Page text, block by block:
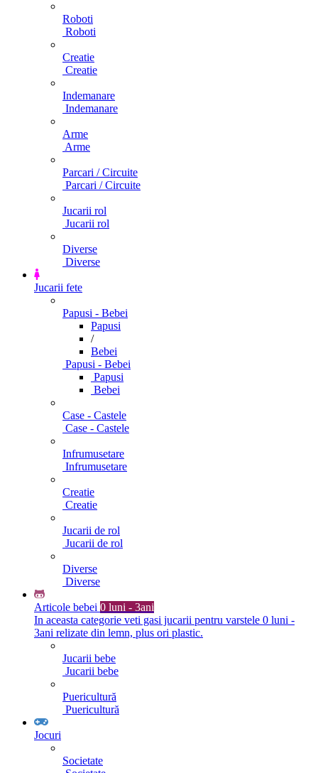
Roboti
Roboti
Creatie
Creatie
Indemanare
Indemanare
Arme
Arme
Parcari / Circuite
Parcari / Circuite
Jucarii rol
Jucarii rol
Diverse
Diverse
Jucarii fete
Papusi - Bebei
Papusi
/
Bebei
Papusi - Bebei
Papusi
Bebei
Case - Castele
Case - Castele
Infrumusetare
Infrumusetare
Creatie
Creatie
Jucarii de rol
Jucarii de rol
Diverse
Diverse
Articole bebei 0 luni - 3ani
In aceasta categorie veti gasi jucarii pentru varstele 0 luni -
3ani relizate din lemn, plus ori plastic.
Jucarii bebe
Jucarii bebe
Puericultură
Puericultură
Jocuri
Societate